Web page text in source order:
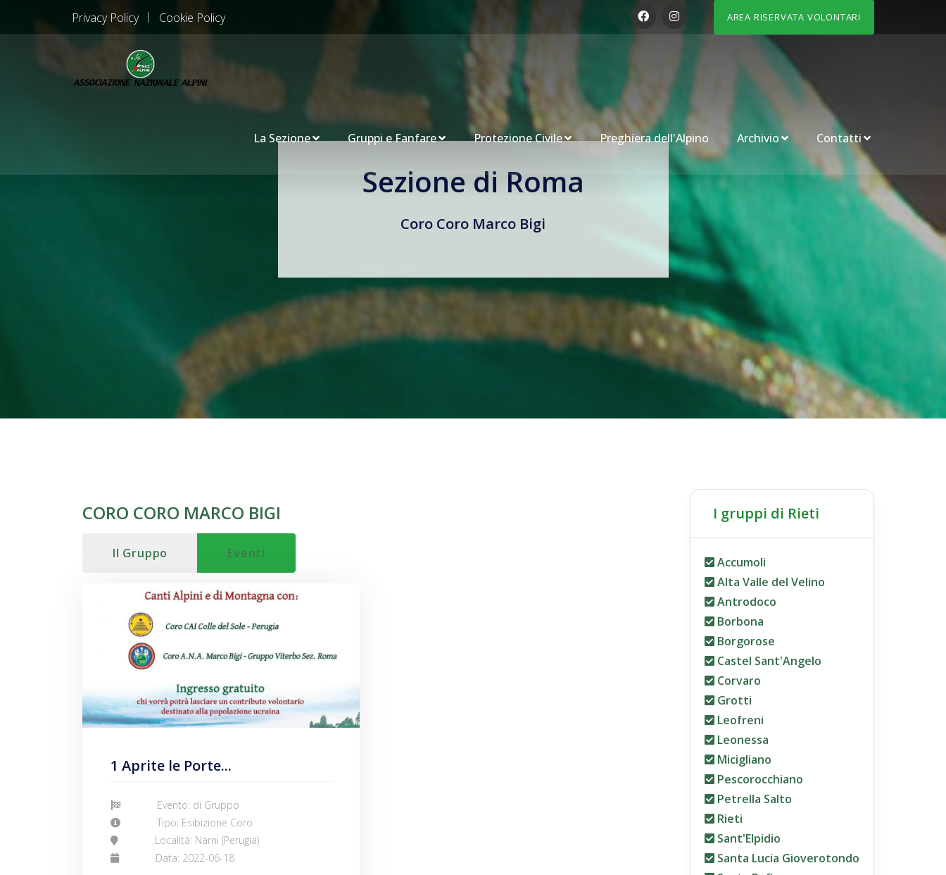
Privacy Policy Cookie Policy AREA RISERVATA VOLONTARI
La Sezione Gruppi e Fanfare Protezione Civile Preghiera dell'Alpino Archivio Contatti
Sezione di Roma
Coro Coro Marco Bigi
CORO CORO MARCO BIGI
Il Gruppo Eventi
1 Aprite le Porte...
Evento: di Gruppo
Tipo: Esibizione Coro
Località: Narni (Perugia)
Data: 2022-06-18
I gruppi di Rieti
Accumoli
Alta Valle del Velino
Antrodoco
Borbona
Borgorose
Castel Sant'Angelo
Corvaro
Grotti
Leofreni
Leonessa
Micigliano
Pescorocchiano
Petrella Salto
Rieti
Sant'Elpidio
Santa Lucia Gioverotondo